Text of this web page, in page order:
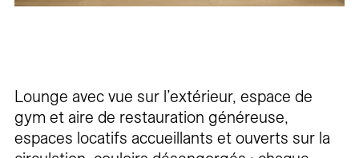
Lounge avec vue sur l’extérieur, espace de
gym et aire de restauration généreuse,
espaces locatifs accueillants et ouverts sur la